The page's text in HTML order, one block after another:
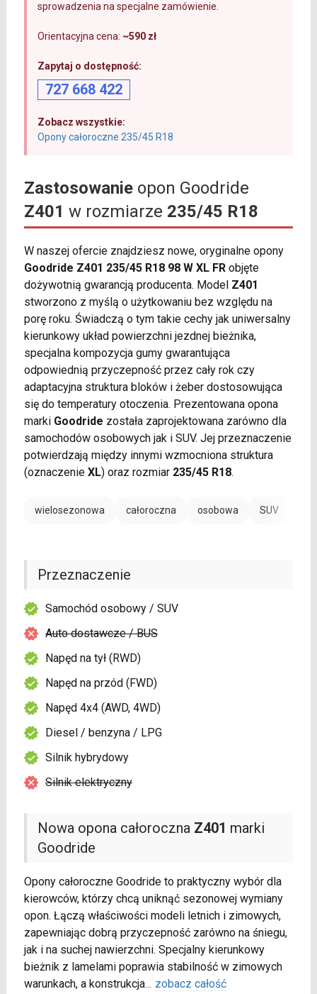
sprowadzenia na specjalne zamówienie.
Orientacyjna cena: ~590 zł
Zapytaj o dostępność:
727 668 422
Zobacz wszystkie:
Opony całoroczne 235/45 R18
Zastosowanieopon Goodride
Z401 w rozmiarze 235/45 R18
W naszej ofercie znajdziesz nowe, oryginalne opony
Goodride Z401 235/45 R18 98 W XL FRobjęte
dożywotnią gwarancją producenta. Model Z401
stworzono z myślą o użytkowaniu bez względu na
porę roku. Świadczą o tym takie cechy jak uniwersalny
kierunkowy układ powierzchni jezdnej bieżnika,
specjalna kompozycja gumy gwarantująca
odpowiednią przyczepność przez cały rok czy
adaptacyjna struktura bloków i żeber dostosowująca
się do temperatury otoczenia. Prezentowana opona
marki Goodride została zaprojektowana zarówno dla
samochodów osobowych jak i SUV. Jej przeznaczenie
potwierdzają między innymi wzmocniona struktura
(oznaczenie XL) oraz rozmiar 235/45 R18.
wielosezonowa całoroczna osobowa SUV
Nowa opona całoroczna Z401 marki
Goodride
Opony całoroczne Goodride to praktyczny wybór dla
kierowców, którzy chcą uniknąć sezonowej wymiany
opon. Łączą właściwości modeli letnich i zimowych,
zapewniając dobrą przyczepność zarówno na śniegu,
jak i na suchej nawierzchni. Specjalny kierunkowy
bieżnik z lamelami poprawia stabilność w zimowych
warunkach, a konstrukcja... zobacz całość
Przeznaczenie
Samochód osobowy / SUV
Auto dostawcze / BUS
Napęd na tył (RWD)
Napęd na przód (FWD)
Napęd 4x4 (AWD, 4WD)
Diesel / benzyna / LPG
Silnik hybrydowy
Silnik elektryczny